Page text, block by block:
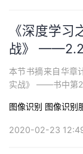
《深度学
本节书摘来自华章
实战》 ——书中第
图像识别 图像识别
2020-02-23